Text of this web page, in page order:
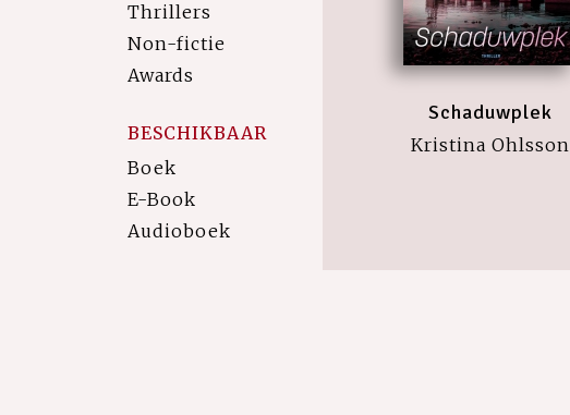
Thrillers
Non-fictie
Awards
BESCHIKBAAR
Boek
E-Book
Audioboek
Schaduwplek
Kristina Ohlsson